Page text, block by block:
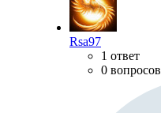
Rsa97
1 ответ
0 вопросов